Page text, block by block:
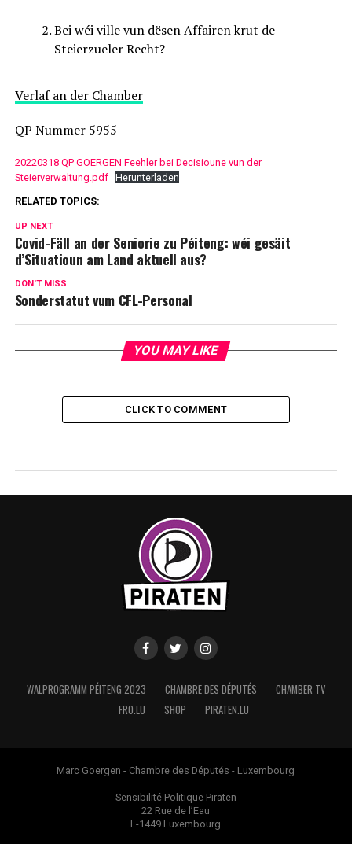
Bei wéi ville vun dësen Affairen krut de
Steierzueler Recht?
Verlaf an der Chamber
QP Nummer 5955
20220318 QP GOERGEN Feehler bei Decisioune vun der
Steierverwaltung.pdf
Herunterladen
RELATED TOPICS:
UP NEXT
Covid-Fäll an der Seniorie zu Péiteng: wéi gesäit
d’Situatioun am Land aktuell aus?
DON'T MISS
Sonderstatut vum CFL-Personal
YOU MAY LIKE
CLICK TO COMMENT
WALPROGRAMM PÉITENG 2023 CHAMBRE DES DÉPUTÉS
CHAMBER TV
FRO.LU
SHOP PIRATEN.LU
Marc Goergen - Chambre des Députés - Luxembourg
Sensibilité Politique Piraten
22 Rue de l’Eau
L-1449 Luxembourg